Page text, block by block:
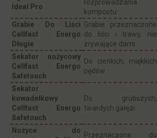
Ideal Pro
rozprowadzania
kompostu
Grabie Do Liści
Cellfast Energo
Długie
Grabie przeznaczone
do liści i trawy, nie
zrywające darni
Sekator nożycowy
Cellfast Energo
Safetouch
Do cieńkich, miękkich
pędów
Sekator
kowadełkowy
Cellfast Energo
Safetouch
Do grubszych,
twardych gałęzi
Nożyce do
Przeznaczone do